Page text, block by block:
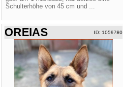
Schulterhöhe von 45 cm und ...
OREIAS ID: 1059780